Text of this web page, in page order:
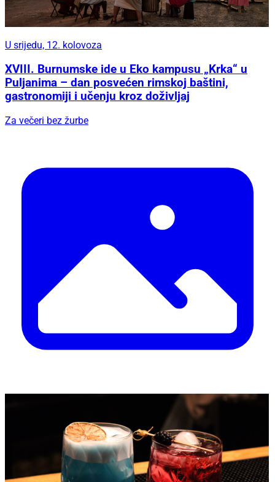
U srijedu, 12. kolovoza
XVIII. Burnumske ide u Eko kampusu „Krka“ u
Puljanima – dan posvećen rimskoj baštini,
gastronomiji i učenju kroz doživljaj
Za večeri bez žurbe